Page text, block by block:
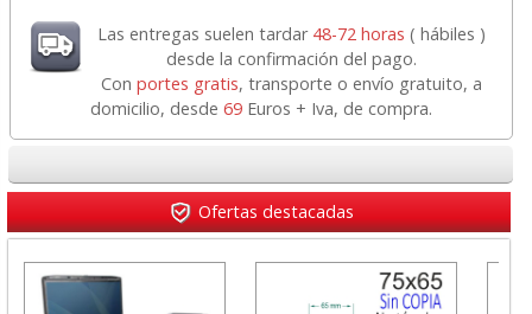
Las entregas suelen tardar 48-72 horas ( hábiles )
desde la confirmación del pago.
Con portes gratis, transporte o envío gratuito, a
domicilio, desde69 Euros + Iva, de compra.
Ofertas destacadas